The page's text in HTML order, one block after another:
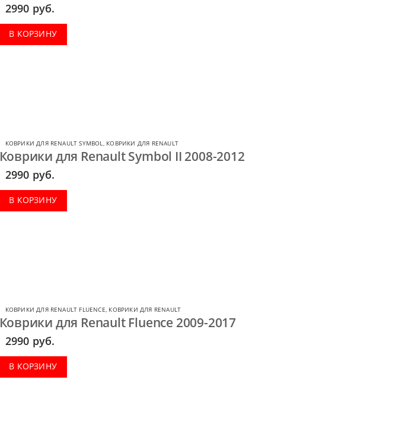
2990 руб.
В КОРЗИНУ
КОВРИКИ ДЛЯ RENAULT SYMBOL, КОВРИКИ ДЛЯ RENAULT
Коврики для Renault Symbol II 2008-2012
2990 руб.
В КОРЗИНУ
КОВРИКИ ДЛЯ RENAULT FLUENCE, КОВРИКИ ДЛЯ RENAULT
Коврики для Renault Fluence 2009-2017
2990 руб.
В КОРЗИНУ